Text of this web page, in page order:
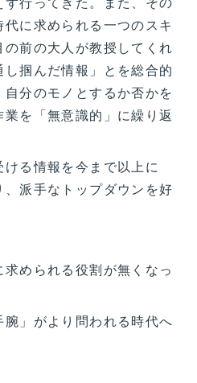
に求められる一つのスキ
前の大人が教授してくれ
掴んだ情報」とを総合的
分のモノとするか否かを
を「無意識的」に繰り返
る情報を今まで以上に
、派手なトップダウンを好
められる役割が無くなっ
」がより問われる時代へ